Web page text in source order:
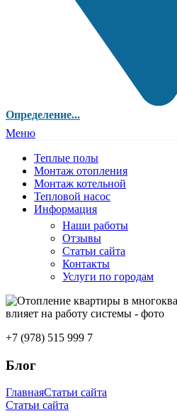
Определение...
Меню
Теплые полы
Монтаж отопления
Монтаж котельной
Тепловой насос
Информация
Наши работы
Отзывы
Статьи сайта
Контакты
Услуги по городам
+7 (978) 515 999 7
Блог
ГлавнаяСтатьи сайта
Статьи сайта